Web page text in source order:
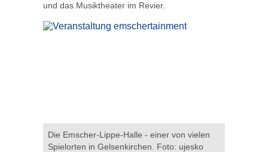
und das Musiktheater im Revier.
Die Emscher-Lippe-Halle - einer von vielen
Spielorten in Gelsenkirchen. Foto: ujesko